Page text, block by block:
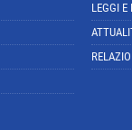
LEGGI E